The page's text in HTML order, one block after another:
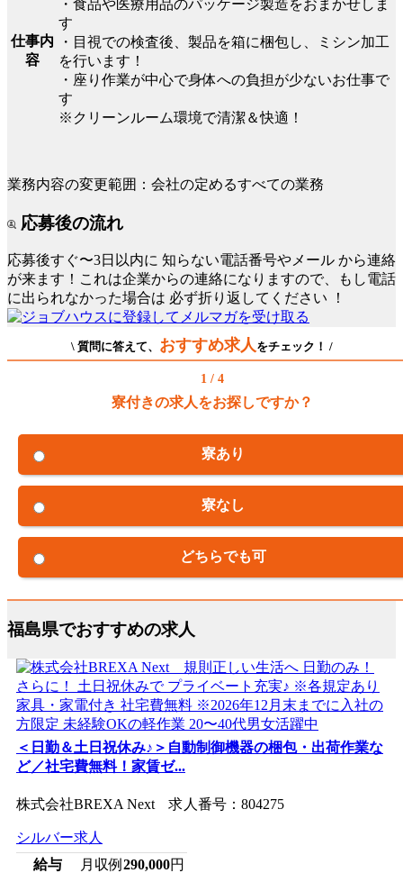
仕事内
容
・食品や医療用品のパッケージ製造をおまかせしま
す
・目視での検査後、製品を箱に梱包し、ミシン加工
を行います！
・座り作業が中心で身体への負担が少ないお仕事で
す
※クリーンルーム環境で清潔＆快適！
業務内容の変更範囲：会社の定めるすべての業務
応募後の流れ
応募後すぐ〜3日以内に 知らない電話番号やメール から連絡
が来ます！これは企業からの連絡になりますので、もし電話
に出られなかった場合は 必ず折り返してください ！
\ 質問に答えて、 おすすめ求人をチェック！ /
1 / 4
寮付きの求人をお探しですか？
寮あり
寮なし
どちらでも可
福島県でおすすめの求人
＜日勤＆土日祝休み♪＞自動制御機器の梱包・出荷作業な
ど／社宅費無料！家賃ゼ...
株式会社BREXA Next 求人番号：804275
シルバー求人
給与
月収例 290,000円